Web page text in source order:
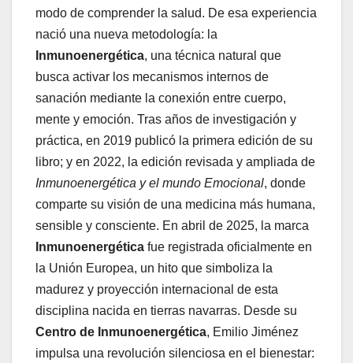
modo de comprender la salud. De esa experiencia
nació una nueva metodología: la
Inmunoenergética, una técnica natural que
busca activar los mecanismos internos de
sanación mediante la conexión entre cuerpo,
mente y emoción. Tras años de investigación y
práctica, en 2019 publicó la primera edición de su
libro; y en 2022, la edición revisada y ampliada de
Inmunoenergética y el mundo Emocional, donde
comparte su visión de una medicina más humana,
sensible y consciente. En abril de 2025, la marca
Inmunoenergética fue registrada oficialmente en
la Unión Europea, un hito que simboliza la
madurez y proyección internacional de esta
disciplina nacida en tierras navarras. Desde su
Centro de Inmunoenergética, Emilio Jiménez
impulsa una revolución silenciosa en el bienestar: